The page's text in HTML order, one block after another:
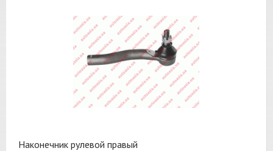
Наконечник рулевой правый